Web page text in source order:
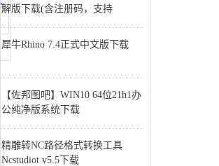
解版下载(含注册码，支持
犀牛Rhino 7.4正式中文版下载
【佐邦图吧】WIN10 64位21h1办
公纯净版系统下载
精雕转NC路径格式转换工具
Ncstudiot v5.5下载